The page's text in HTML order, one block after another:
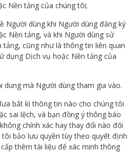
Nền tảng của chúng tôi;
Người dùng khi Người dùng đăng ký
Nền tảng, và khi Người dùng sử
cũng như là thông tin liên quan
dụng Dịch vụ hoặc Nền tảng của
dung mà Người dùng tham gia vào.
bất kì thông tin nào cho chúng tôi
sai lệch, và bạn đồng ý thông báo
chính xác hay thay đổi nào đối
bảo lưu quyền tùy theo quyết định
thêm tài liệu để xác minh thông